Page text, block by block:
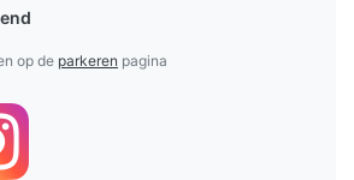
op de parkeren pagina